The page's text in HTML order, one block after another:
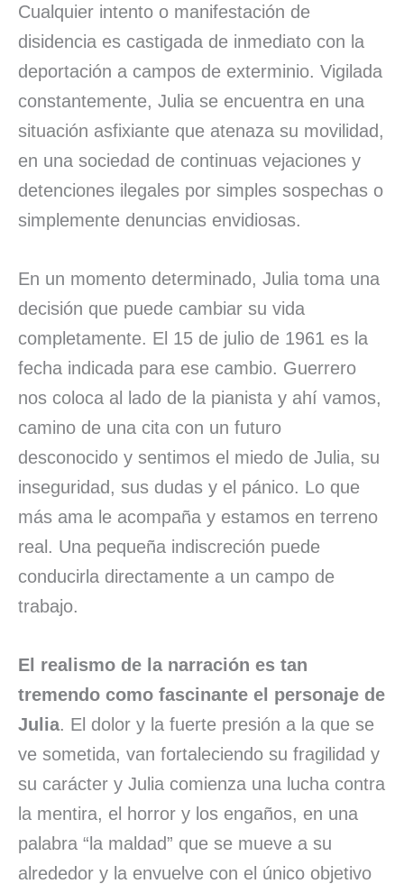
Cualquier intento o manifestación de
disidencia es castigada de inmediato con la
deportación a campos de exterminio. Vigilada
constantemente, Julia se encuentra en una
situación asfixiante que atenaza su movilidad,
en una sociedad de continuas vejaciones y
detenciones ilegales por simples sospechas o
simplemente denuncias envidiosas.
En un momento determinado, Julia toma una
decisión que puede cambiar su vida
completamente. El 15 de julio de 1961 es la
fecha indicada para ese cambio. Guerrero
nos coloca al lado de la pianista y ahí vamos,
camino de una cita con un futuro
desconocido y sentimos el miedo de Julia, su
inseguridad, sus dudas y el pánico. Lo que
más ama le acompaña y estamos en terreno
real. Una pequeña indiscreción puede
conducirla directamente a un campo de
trabajo.
El realismo de la narración es tan
tremendo como fascinante el personaje de
Julia. El dolor y la fuerte presión a la que se
ve sometida, van fortaleciendo su fragilidad y
su carácter y Julia comienza una lucha contra
la mentira, el horror y los engaños, en una
palabra “la maldad” que se mueve a su
alrededor y la envuelve con el único objetivo